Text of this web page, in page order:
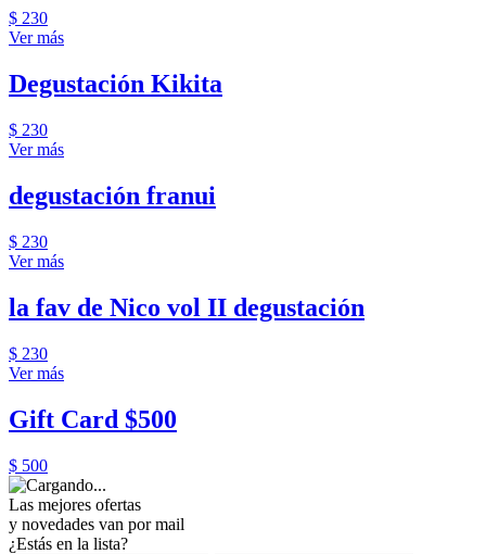
$ 230
Ver más
Degustación Kikita
$ 230
Ver más
degustación franui
$ 230
Ver más
la fav de Nico vol II degustación
$ 230
Ver más
Gift Card $500
$ 500
Las mejores ofertas
y novedades van por mail
¿Estás en la lista?